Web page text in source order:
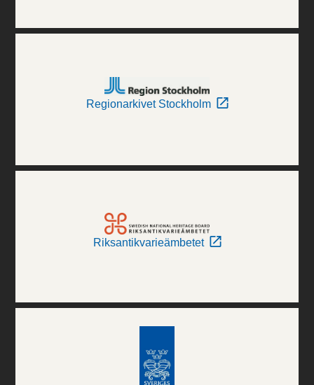
Regionarkivet Stockholm
Riksantikvarieämbetet